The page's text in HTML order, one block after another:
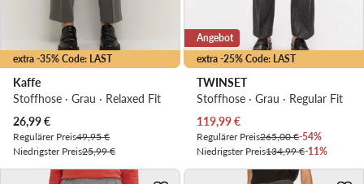
extra -35% Code: LAST
Kaffe
Stoffhose · Grau · Relaxed Fit
Aktueller Preis
26,99€
Regulärer Preis49,95 €
Niedrigster Preis25,99 €
extra -25% Code: LAST
Angebot
TWINSET
Stoffhose · Grau · Regular Fit
Aktueller Preis
119,99€
Regulärer Preis265,00 €-54%
Niedrigster Preis134,99 €-11%